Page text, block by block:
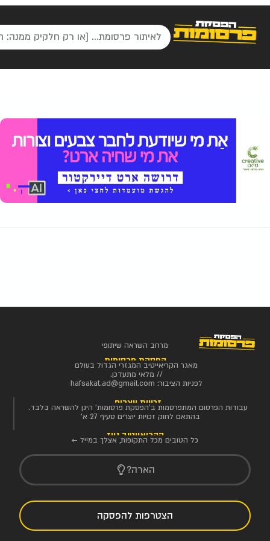
מרחב השראה שיתופי
הפסקת פרסומות
מאגר הקריאייטיב המגזרי הגדול בעולם
// מלאי מתעדכן.
לפניות הציבור: hafsakat.ad@gmail.com
זכויות יוצרים
עבודות הפרסום המתפרסמות ב'הפסקת פרסומות' הינן להשראה בלבד.
בהתאם לחוק זכויות יוצרים סעיף 27 א'
הקריאייטיב ניוז
כל הטובים מכל התקופות, אצלך במייל ←
הארה?
הצטרפות להפסקה